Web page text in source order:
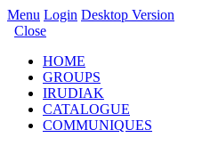
Menu Login Desktop Version
Close
HOME
GROUPS
IRUDIAK
CATALOGUE
COMMUNIQUES